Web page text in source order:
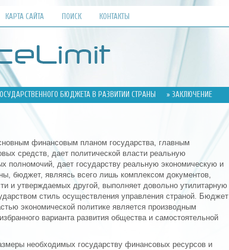
КАРТА САЙТА ПОИСК КОНТАКТЫ
БЮДЖЕТА В РАЗВИТИИ СТРАНЫ » ЗАКЛЮЧЕНИЕ
финансовым планом государства, главным
средств, дает политической власти реальную
полномочий, дает государству реальную экономическую и
бюджет, являясь всего лишь комплексом документов,
и утверждаемых другой, выполняет довольно утилитарную
стиль осуществления управления страной. Бюджет
экономической политике является производным
варианта развития общества и самостоятельной
необходимых государству финансовых ресурсов и